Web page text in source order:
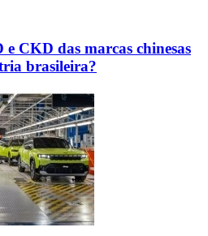
e CKD das marcas chinesas
brasileira?